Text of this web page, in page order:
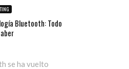
Bluetooth: Todo
se ha vuelto